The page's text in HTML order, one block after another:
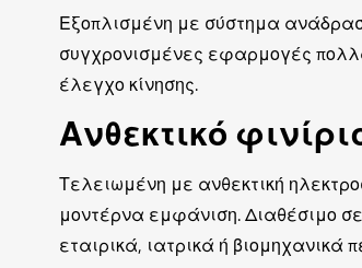
Εξοπλισμένη με σύστημα
συγχρονισμένες εφαρμογές
έλεγχο κίνησης.
Ανθεκτικό
Τελειωμένη με ανθεκτική
μοντέρνα εμφάνιση. Διαθέσιμο
εταιρικά, ιατρικά ή βιομηχανικά